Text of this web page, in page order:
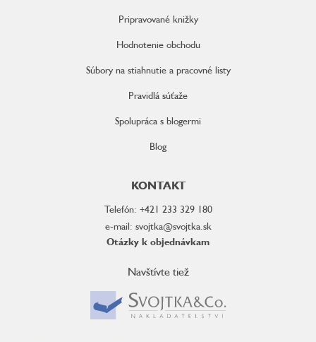
Pripravované knižky
Hodnotenie obchodu
Súbory na stiahnutie a pracovné listy
Pravidlá súťaže
Spolupráca s blogermi
Blog
KONTAKT
Telefón: +421 233 329 180
e-mail: svojtka@svojtka.sk
Otázky k objednávkam
Navštívte tiež